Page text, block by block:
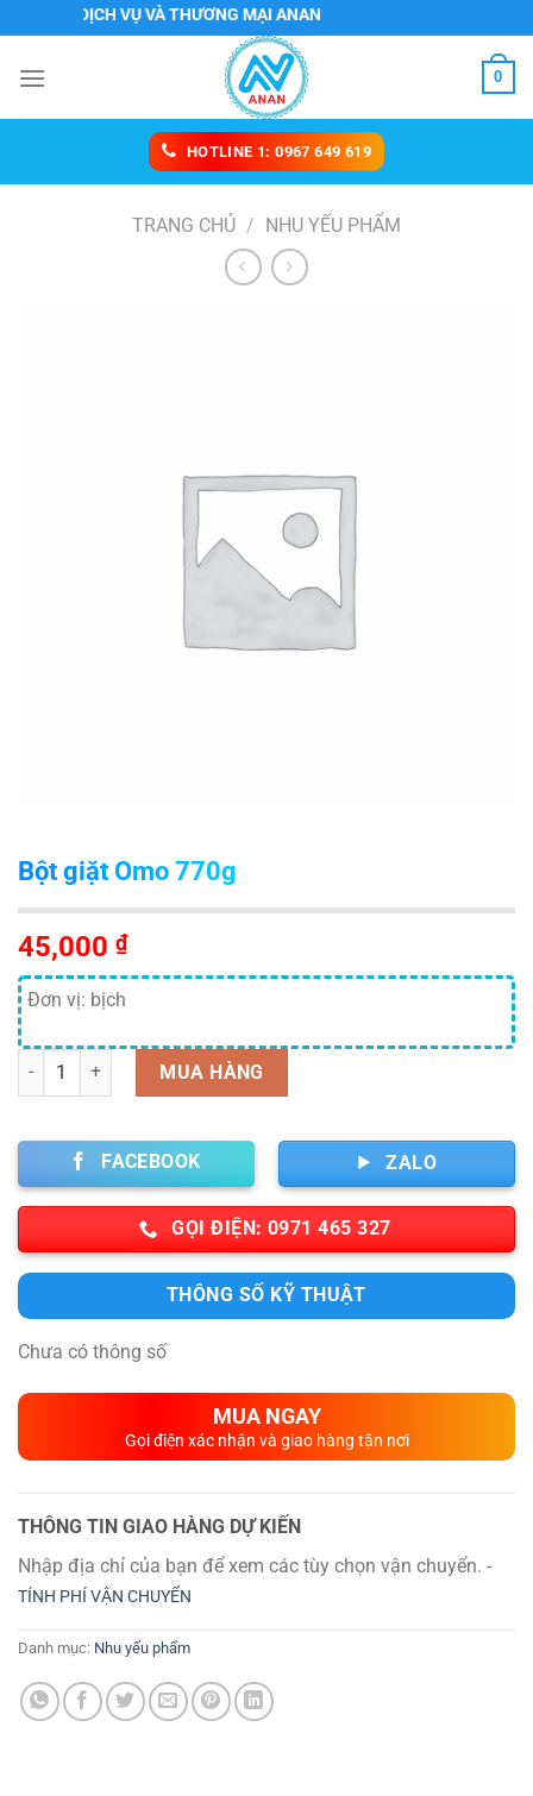
đến
nội
DỊCH VỤ VÀ THƯƠNG MẠI ANAN
0
HOTLINE 1: 0967 649 619
TRANG CHỦ / NHU YẾU PHẨM
Bột giặt Omo 770g
45,000 ₫
Đơn vị: bịch
Số lượng MUA HÀNG
FACEBOOK ZALO
GỌI ĐIỆN: 0971 465 327
THÔNG SỐ KỸ THUẬT
Chưa có thông số
MUA NGAY
Gọi điện xác nhận và giao hàng tận nơi
THÔNG TIN GIAO HÀNG DỰ KIẾN
Nhập địa chỉ của bạn để xem các tùy chọn vận chuyển. -
TÍNH PHÍ VẬN CHUYỂN
Danh mục: Nhu yếu phẩm